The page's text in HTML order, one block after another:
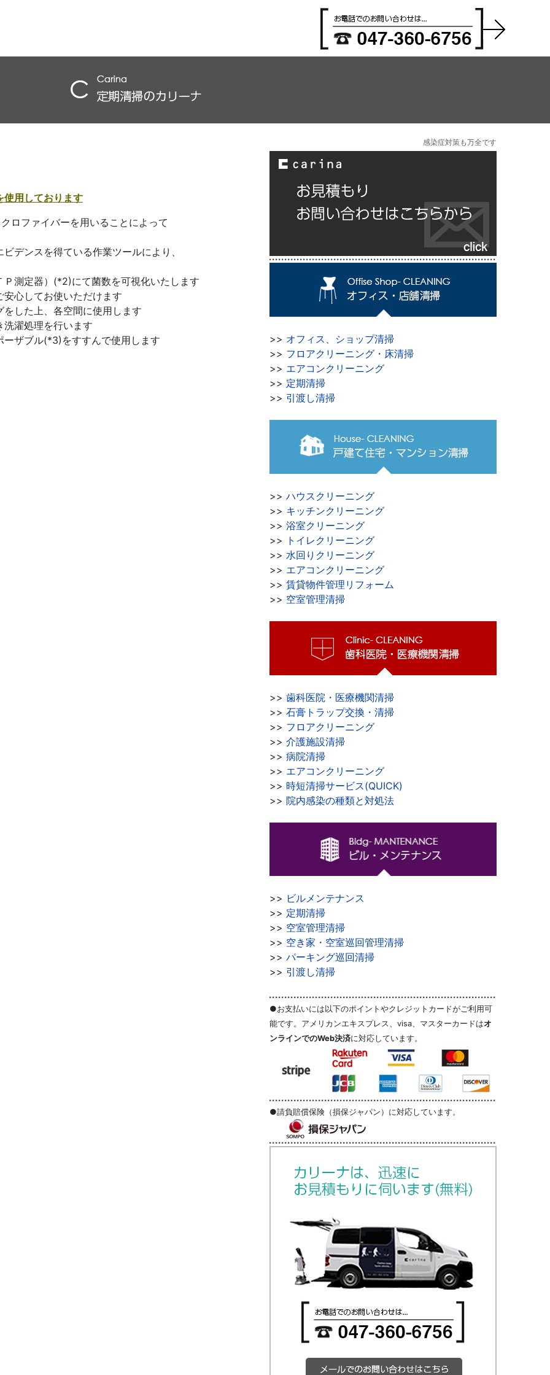
感染症対策も万全です
使用しております
ロファイバーを用いることによって
デンスを得ている作業ツールにより、
測定器）(*2)にて菌数を可視化いたします
心してお使いただけます
した上、各空間に使用します
濯処理を行います
ザブル(*3)をすすんで使用します
>> オフィス、ショップ清掃
>> フロアクリーニング・床清掃
>> エアコンクリーニング
>> 定期清掃
>> 引渡し清掃
>> ハウスクリーニング
>> キッチンクリーニング
>> 浴室クリーニング
>> トイレクリーニング
>> 水回りクリーニング
>> エアコンクリーニング
>> 賃貸物件管理リフォーム
>> 空室管理清掃
>> 歯科医院・医療機関清掃
>> 石膏トラップ交換・清掃
>> フロアクリーニング
>> 介護施設清掃
>> 病院清掃
>> エアコンクリーニング
>> 時短清掃サービス(QUICK)
>> 院内感染の種類と対処法
>> ビルメンテナンス
>> 定期清掃
>> 空室管理清掃
>> 空き家・空室巡回管理清掃
>> パーキング巡回清掃
>> 引渡し清掃
●お支払いには以下のポイントやクレジットカードがご利用可
能です。アメリカンエキスプレス、visa、マスターカードはオ
ンラインでのWeb決済に対応しています。
●請負賠償保険（損保ジャパン）に対応しています。